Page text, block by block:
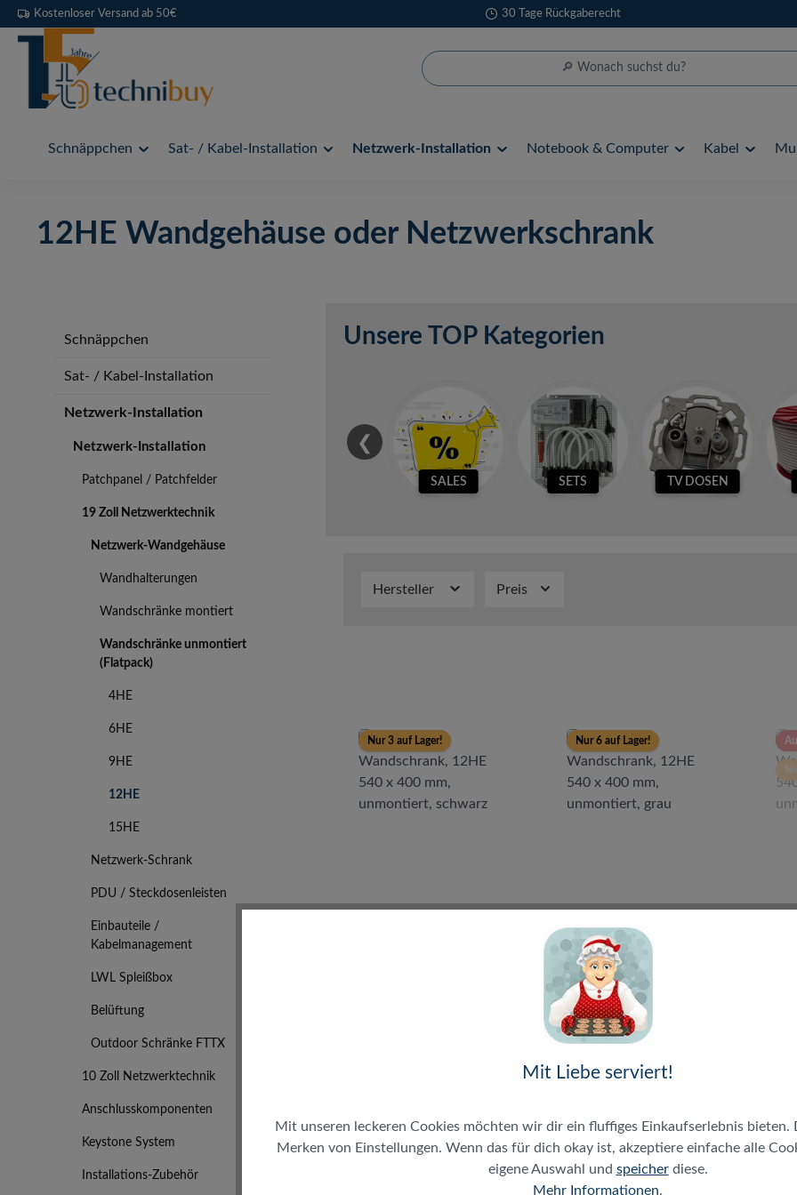
Hauptinhalt springen
Zur Suche springen
Zur Hauptnavigation springen
Kostenloser Versand ab 50€ 30 Tage Rückgaberecht
Schnäppchen Sat- / Kabel-Installation Netzwerk-Installation Notebook & Computer Kabel
12HE Wandgehäuse oder Netzwerkschrank
Schnäppchen
Sat- / Kabel-Installation
Netzwerk-Installation
Netzwerk-Installation
Patchpanel / Patchfelder
19 Zoll Netzwerktechnik
Netzwerk-Wandgehäuse
Wandhalterungen
Wandschränke montiert
Wandschränke unmontiert
(Flatpack)
4HE
6HE
9HE
12HE
15HE
Netzwerk-Schrank
PDU / Steckdosenleisten
Einbauteile /
Kabelmanagement
LWL Spleißbox
Belüftung
Outdoor Schränke FTTX
10 Zoll Netzwerktechnik
Anschlusskomponenten
Keystone System
Installations-Zubehör
Unsere TOP Kategorien
❮
SALES SETS TV DOSEN
Hersteller Preis
Nur 3 auf Lager!
inkl. MwSt. zzgl. Versand
Nur 6 auf Lager!
19" SOHO
Wandschrank,
12HE 540 x 400
mm, unmontiert,
grau
inkl. MwSt. zzgl. Versand
Mit Liebe serviert!
Mit unseren leckeren Cookies möchten wir dir ein fluffiges Einkaufserlebnis bieten.
Merken von Einstellungen. Wenn das für dich okay ist, akzeptiere einfache alle
eigene Auswahl und speicherdiese.
Mehr Informationen.